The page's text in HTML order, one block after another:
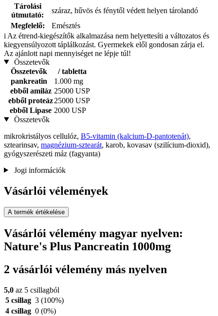
Tárolási
útmutató:
száraz, hűvös és fénytől védett helyen tárolandó
Megfelelő:
Emésztés
i Az étrend-kiegészítők alkalmazása nem helyettesíti a változatos és
kiegyensúlyozott táplálkozást. Gyermekek elől gondosan zárja el.
Az ajánlott napi mennyiséget ne lépje túl!
Összetevők
Összetevők
/ tabletta
pankreatin
1.000 mg
ebből amiláz 25000 USP
ebből proteáz25000 USP
ebből Lipase 2000 USP
Összetevők
mikrokristályos cellulóz, B5-vitamin (kalcium-D-pantotenát),
sztearinsav, magnézium-sztearát, karob, kovasav (szilícium-dioxid),
gyógyszerészeti máz (fagyanta)
Jogi információk
Vásárlói vélemények
A termék értékelése
Vásárlói vélemény magyar nyelven:
Nature's Plus Pancreatin 1000mg
2 vásárlói vélemény más nyelven
5,0 az 5 csillagból
5 csillag 3 (100%)
4 csillag 0 (0%)